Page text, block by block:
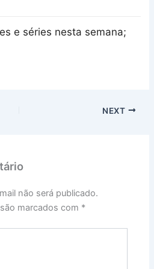
e séries nesta semana;
NEXT
não será publicado.
marcados com *